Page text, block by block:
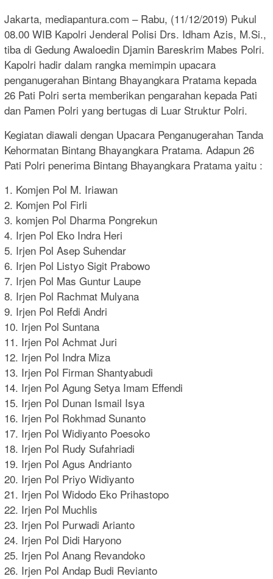
Jakarta, mediapantura.com – Rabu, (11/12/2019) Pukul
08.00 WIB Kapolri Jenderal Polisi Drs. Idham Azis, M.Si.,
tiba di Gedung Awaloedin Djamin Bareskrim Mabes Polri.
Kapolri hadir dalam rangka memimpin upacara
penganugerahan Bintang Bhayangkara Pratama kepada
26 Pati Polri serta memberikan pengarahan kepada Pati
dan Pamen Polri yang bertugas di Luar Struktur Polri.
Kegiatan diawali dengan Upacara Penganugerahan Tanda
Kehormatan Bintang Bhayangkara Pratama. Adapun 26
Pati Polri penerima Bintang Bhayangkara Pratama yaitu :
1. Komjen Pol M. Iriawan
2. Komjen Pol Firli
3. komjen Pol Dharma Pongrekun
4. Irjen Pol Eko Indra Heri
5. Irjen Pol Asep Suhendar
6. Irjen Pol Listyo Sigit Prabowo
7. Irjen Pol Mas Guntur Laupe
8. Irjen Pol Rachmat Mulyana
9. Irjen Pol Refdi Andri
10. Irjen Pol Suntana
11. Irjen Pol Achmat Juri
12. Irjen Pol Indra Miza
13. Irjen Pol Firman Shantyabudi
14. Irjen Pol Agung Setya Imam Effendi
15. Irjen Pol Dunan Ismail Isya
16. Irjen Pol Rokhmad Sunanto
17. Irjen Pol Widiyanto Poesoko
18. Irjen Pol Rudy Sufahriadi
19. Irjen Pol Agus Andrianto
20. Irjen Pol Priyo Widiyanto
21. Irjen Pol Widodo Eko Prihastopo
22. Irjen Pol Muchlis
23. Irjen Pol Purwadi Arianto
24. Irjen Pol Didi Haryono
25. Irjen Pol Anang Revandoko
26. Irjen Pol Andap Budi Revianto